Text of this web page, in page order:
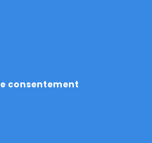
consentement